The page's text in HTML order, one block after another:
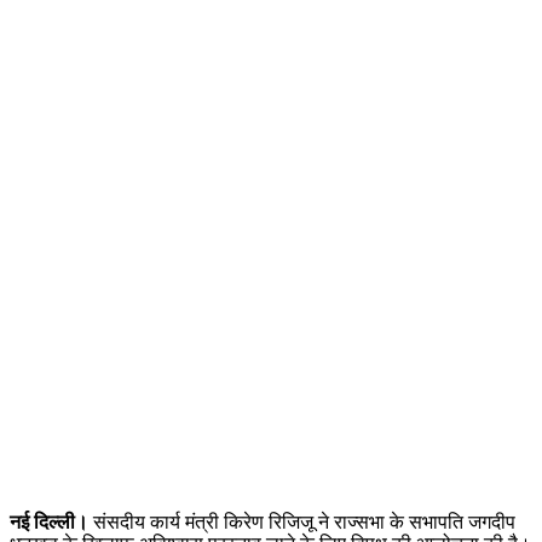
नई दिल्ली। संसदीय कार्य मंत्री किरेण रिजिजू ने राज्सभा के सभापति जगदीप